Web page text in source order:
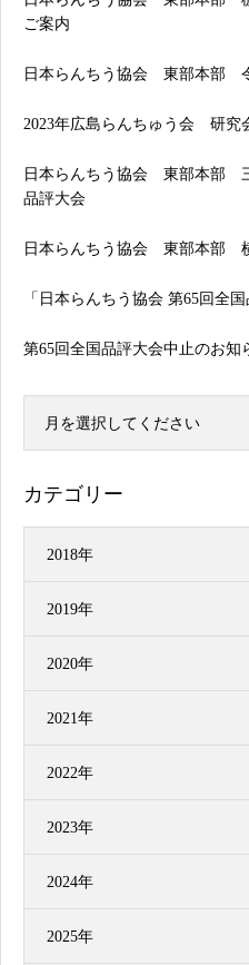
ご案内
日本らんちう協会 東部本部
2023年広島らんちゅう会 研究
日本らんちう協会 東部本部
品評大会
日本らんちう協会 東部本部
「日本らんちう協会 第65回全
第65回全国品評大会中止のお知
月を選択してください
カテゴリー
2018年
2019年
2020年
2021年
2022年
2023年
2024年
2025年